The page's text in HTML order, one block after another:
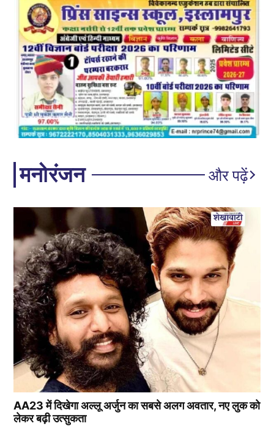
मनोरंजन और पढ़ें
AA23 में दिखेगा अल्लू अर्जुन का सबसे अलग अवतार, नए लुक को
लेकर बढ़ी उत्सुकता